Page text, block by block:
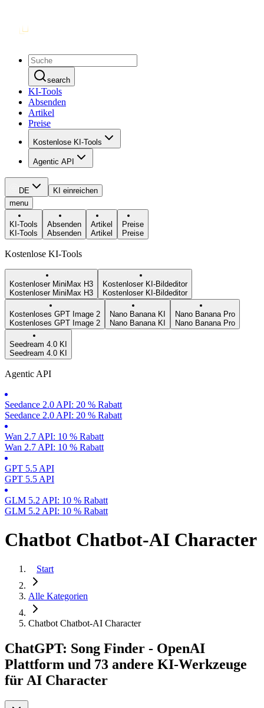
search
KI-Tools
Absenden
Artikel
Preise
Kostenlose KI-Tools
Agentic API
DE
KI einreichen
menu
KI-Tools
KI-Tools
Absenden
Absenden
Artikel
Artikel
Preise
Preise
Kostenlose KI-Tools
Kostenloser MiniMax H3
Kostenloser MiniMax H3
Kostenloser KI-Bildeditor
Kostenloser KI-Bildeditor
Kostenloses GPT Image 2
Kostenloses GPT Image 2
Nano Banana KI
Nano Banana KI
Nano Banana Pro
Nano Banana Pro
Seedream 4.0 KI
Seedream 4.0 KI
Agentic API
Seedance 2.0 API: 20 % Rabatt
Seedance 2.0 API: 20 % Rabatt
Wan 2.7 API: 10 % Rabatt
Wan 2.7 API: 10 % Rabatt
GPT 5.5 API
GPT 5.5 API
GLM 5.2 API: 10 % Rabatt
GLM 5.2 API: 10 % Rabatt
Chatbot Chatbot-AI Character
Start
Alle Kategorien
Chatbot Chatbot-AI Character
ChatGPT: Song Finder - OpenAI
Plattform und 73 andere KI-Werkzeuge
für AI Character